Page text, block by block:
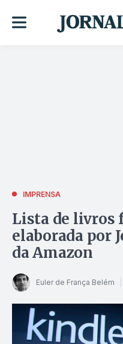
IMPRENSA
Lista de livros
elaborada por
da Amazon
Euler de França Belém